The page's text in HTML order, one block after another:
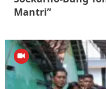
Mantri”